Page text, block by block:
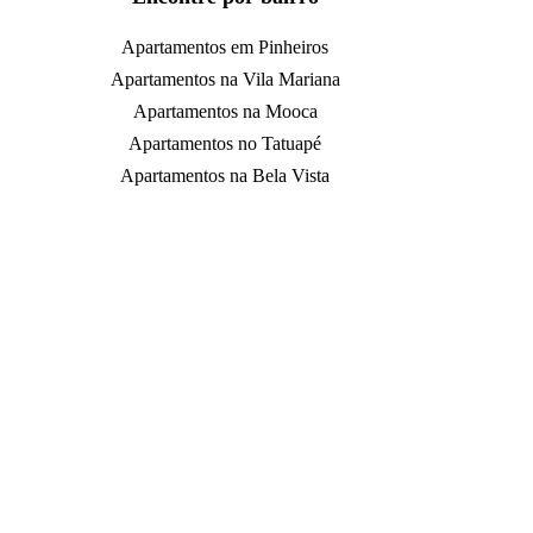
Apartamentos em Pinheiros
Apartamentos na Vila Mariana
Apartamentos na Mooca
Apartamentos no Tatuapé
Apartamentos na Bela Vista